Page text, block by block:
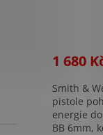
1 680
Smith &
pistole
energie
BB 6mm,